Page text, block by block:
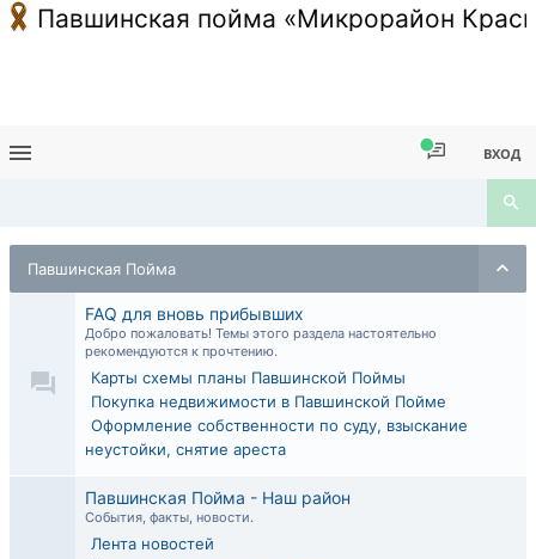
Павшинская пойма «Микрорайон
ВХОД
Павшинская Пойма
FAQ для вновь прибывших
Добро пожаловать! Темы этого раздела настоятельно
рекомендуются к прочтению.
Карты схемы планы Павшинской Поймы
Покупка недвижимости в Павшинской Пойме
Оформление собственности по суду, взыскание
неустойки, снятие ареста
Павшинская Пойма - Наш район
События, факты, новости.
Лента новостей